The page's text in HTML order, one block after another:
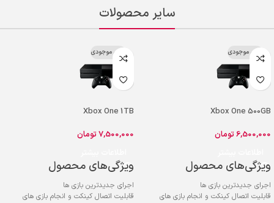
سایر محصولات
اتمام موجودی
Xbox One 500GB
6,500,000تومان
ویژگی‌های محصول
اجرای جدیدترین بازی ها
قابلیت اتصال کینکت و انجام بازی های
اتمام موجودی
Xbox One 1TB
7,500,000تومان
ویژگی‌های محصول
اجرای جدیدترین بازی ها
قابلیت اتصال کینکت و انجام بازی های